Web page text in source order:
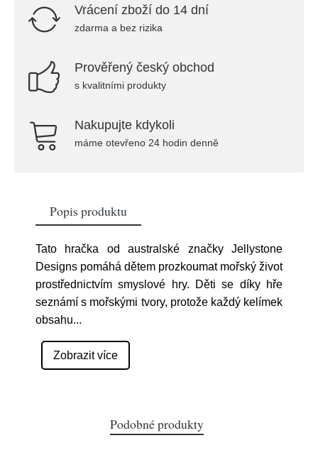
Vrácení zboží do 14 dní
zdarma a bez rizika
Prověřený český obchod
s kvalitními produkty
Nakupujte kdykoli
máme otevřeno 24 hodin denně
Popis produktu
Tato hračka od australské značky Jellystone
Designs pomáhá dětem prozkoumat mořský život
prostřednictvím smyslové hry. Děti se díky hře
seznámí s mořskými tvory, protože každý kelímek
obsahu...
Zobrazit více
Podobné produkty